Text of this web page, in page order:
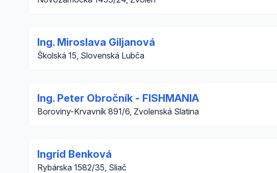
Ing. Miroslava Giljanová
Školská 15, Slovenská Lubča
Ing. Peter Obročník - FISHMANIA
Boroviny-Krvavník 891/6, Zvolenská Slatina
Ingrid Benková
Rybárska 1582/35, Sliač